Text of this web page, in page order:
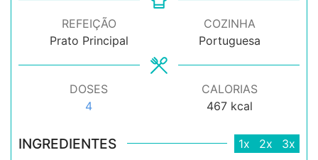
REFEIÇÃO
Prato Principal
COZINHA
Portuguesa
DOSES
4
CALORIAS
467 kcal
INGREDIENTES 1x 2x 3x